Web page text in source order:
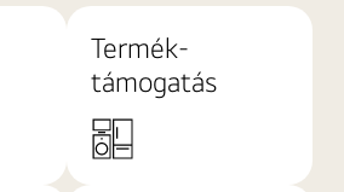
Termék-
támogatás